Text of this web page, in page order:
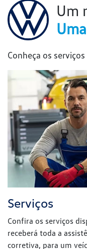
Um
Conheça os
Serviços
Confira os serviços
receberá toda a
corretiva, para um